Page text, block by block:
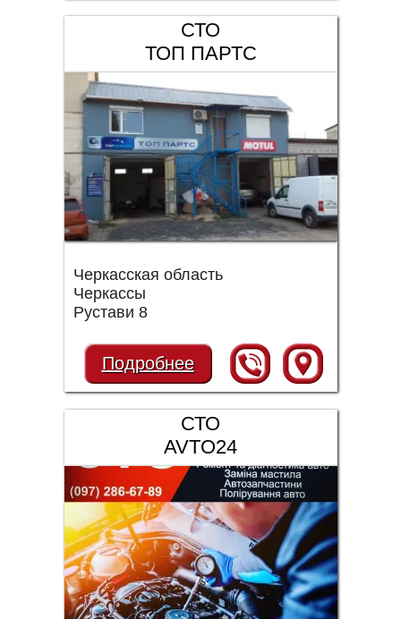
СТО
ТОП ПАРТС
Черкасская область
Черкассы
Рустави 8
Подробнее
СТО
AVTO24